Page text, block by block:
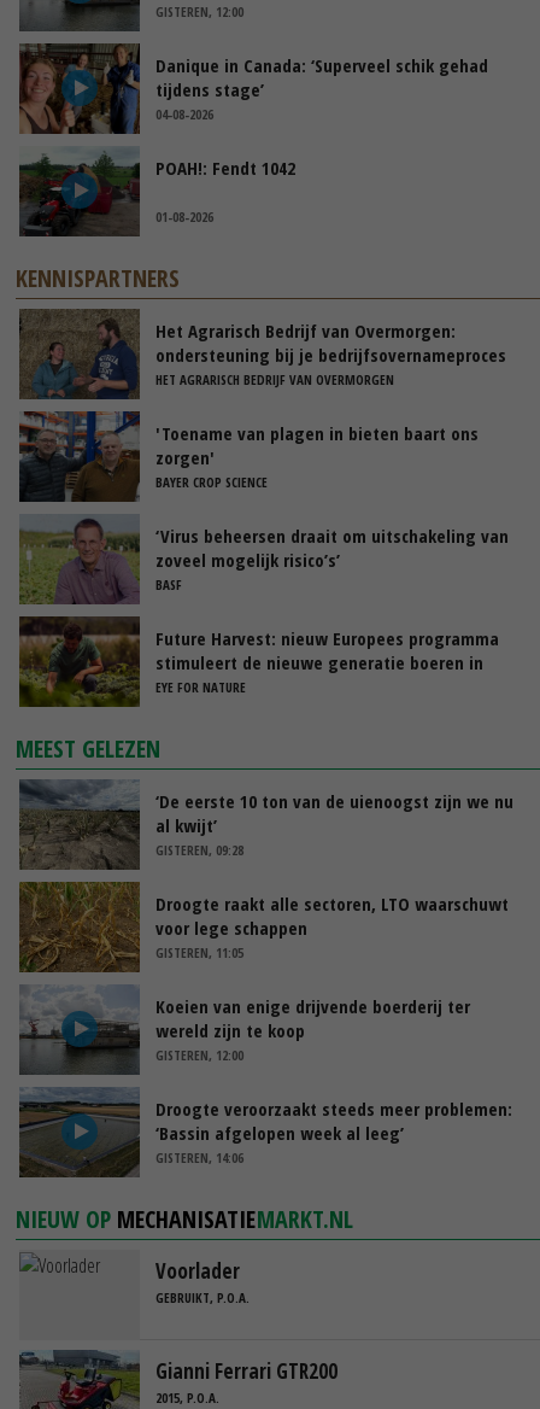
GISTEREN, 12:00
Danique in Canada: ‘Superveel schik gehad
tijdens stage’
04-08-2026
POAH!: Fendt 1042
01-08-2026
KENNISPARTNERS
Het Agrarisch Bedrijf van Overmorgen:
ondersteuning bij je bedrijfsovernameproces
HET AGRARISCH BEDRIJF VAN OVERMORGEN
'Toename van plagen in bieten baart ons
zorgen'
BAYER CROP SCIENCE
‘Virus beheersen draait om uitschakeling van
zoveel mogelijk risico’s’
BASF
Future Harvest: nieuw Europees programma
stimuleert de nieuwe generatie boeren in
Nederland
EYE FOR NATURE
MEEST GELEZEN
‘De eerste 10 ton van de uienoogst zijn we nu
al kwijt’
GISTEREN, 09:28
Droogte raakt alle sectoren, LTO waarschuwt
voor lege schappen
GISTEREN, 11:05
Koeien van enige drijvende boerderij ter
wereld zijn te koop
GISTEREN, 12:00
Droogte veroorzaakt steeds meer problemen:
‘Bassin afgelopen week al leeg’
GISTEREN, 14:06
NIEUW OP MECHANISATIEMARKT.NL
Voorlader
GEBRUIKT, P.O.A.
Gianni Ferrari GTR200
2015, P.O.A.